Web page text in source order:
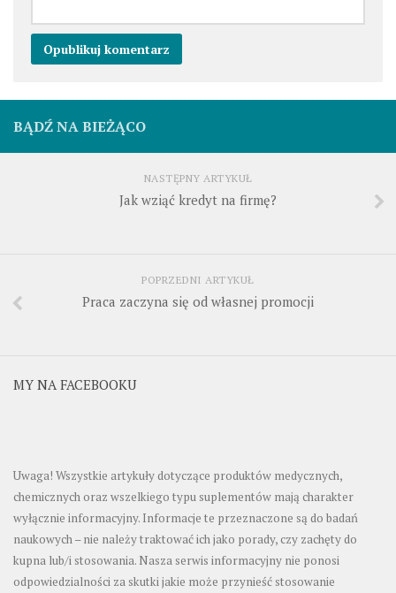
BĄDŹ NA BIEŻĄCO
NASTĘPNY ARTYKUŁ
Jak wziąć kredyt na firmę?
POPRZEDNI ARTYKUŁ
Praca zaczyna się od własnej promocji
MY NA FACEBOOKU
Uwaga! Wszystkie artykuły dotyczące produktów medycznych,
chemicznych oraz wszelkiego typu suplementów mają charakter
wyłącznie informacyjny. Informacje te przeznaczone są do badań
naukowych – nie należy traktować ich jako porady, czy zachęty do
kupna lub/i stosowania. Nasza serwis informacyjny nie ponosi
odpowiedzialności za skutki jakie może przynieść stosowanie